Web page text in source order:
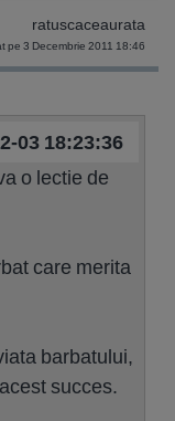
ratuscaceaurata
pe 3 Decembrie 2011 18:46
03 18:23:36
o lectie de
care merita
barbatului,
succes.